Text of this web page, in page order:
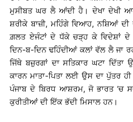
ਮੁਸੀਬਤ ਘਰ ਲੈ ਆਂਦੀ ਹੈ। ਦੇਖਾ ਦੇਖੀ
ਸ਼ਰੀਕੇ ਬਾਜ਼ੀ, ਮਹਿੰਗੇ ਵਿਆਹ, ਨਸ਼ਿਆਂ
ਗ਼ਲਤ ਏਜੰਟਾਂ ਦੇ ਧੱਕੇ ਚੜ੍ਹ ਕੇ ਵਿਦੇਸ਼ਾਂ ਦੇ
ਦਿਨ-ਬ-ਦਿਨ ਢਹਿੰਦੀਆਂ ਕਲਾਂ ਵੱਲ ਲੈ ਜਾ
ਜਿੱਥੇ ਬਜ਼ੁਰਗਾਂ ਦਾ ਸਤਿਕਾਰ ਘਟਾ ਦਿੱਤਾ
ਕਾਰਨ ਮਾਤਾ-ਪਿਤਾ ਲਈ ਉਸ ਦਾ ਪੁੱਤਰ
ਪੰਜਾਬ ਦੇ ਬਿਰਧ ਆਸ਼ਰਮ, ਜੋ ਭਾਰਤ ’ਚ
ਕੁਰੀਤੀਆਂ ਦੀ ਇੱਕ ਭੱਦੀ ਮਿਸਾਲ ਹਨ।